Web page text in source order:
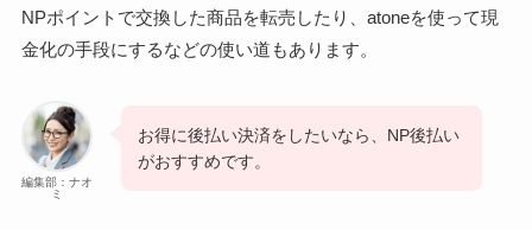
NPポイントで交換した商品を転売したり、atoneを使って現
金化の手段にするなどの使い道もあります。
編集部：ナオ
ミ
お得に後払い決済をしたいなら、NP後払い
がおすすめです。